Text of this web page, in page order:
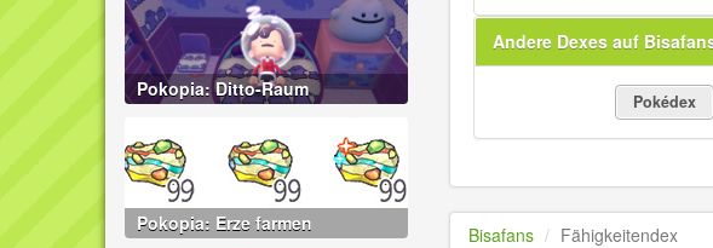
Pokopia: Ditto-Raum
Pokopia: Erze farmen
Andere Dexes auf
Pokédex
Bisafans Fähigkeitendex